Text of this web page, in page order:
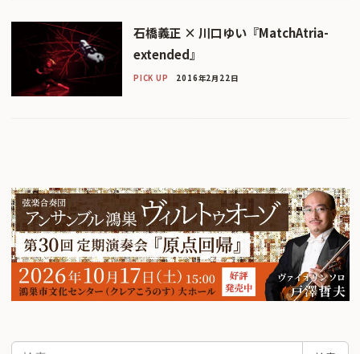
石橋義正 × 川口ゆい『MatchAtria-
extended』
PICK UP 2016年2月22日
検